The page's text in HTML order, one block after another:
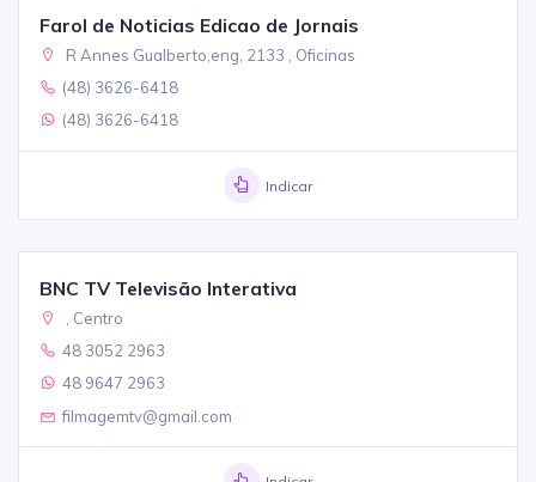
Farol de Noticias Edicao de Jornais
R Annes Gualberto,eng, 2133 , Oficinas
(48) 3626-6418
(48) 3626-6418
Indicar
BNC TV Televisão Interativa
, Centro
48 3052 2963
48 9647 2963
filmagemtv@gmail.com